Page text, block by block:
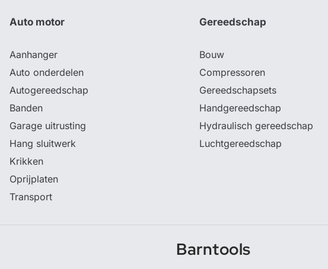
Auto motor
Aanhanger
Auto onderdelen
Autogereedschap
Banden
Garage uitrusting
Hang sluitwerk
Krikken
Oprijplaten
Transport
Gereedschap
Bouw
Compressoren
Gereedschapsets
Handgereedschap
Hydraulisch gereedschap
Luchtgereedschap
Barntools